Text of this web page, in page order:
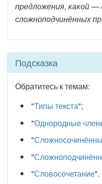
предложения, какой —
сложноподчинённых
Подсказка
Обратитесь к темам:
"Типы текста";
"Однородные
"
"
"Словосочетание".